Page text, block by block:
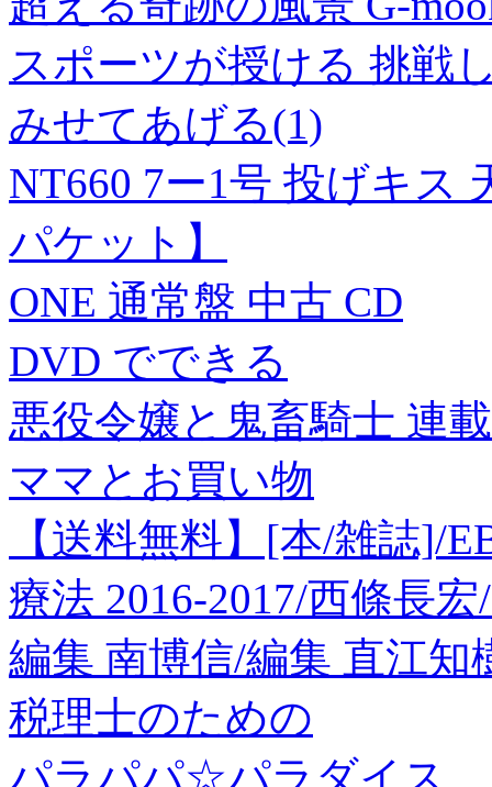
スポーツが授ける 挑戦
みせてあげる(1)
NT660 7ー1号 投げキス
パケット】
ONE 通常盤 中古 CD
DVD でできる
悪役令嬢と鬼畜騎士 連
ママとお買い物
【送料無料】[本/雑誌]/
療法 2016-2017/西條長
編集 南博信/編集 直江知
税理士のための
パラパパ☆パラダイス